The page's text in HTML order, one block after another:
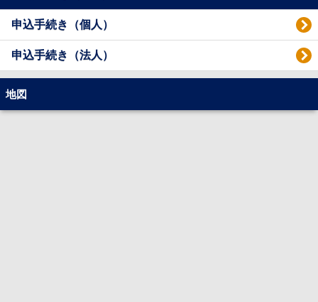
申込手続き（個人）
申込手続き（法人）
地図